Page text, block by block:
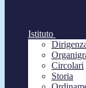
Istituto
Circolari
Storia